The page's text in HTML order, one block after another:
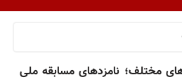
مختلف؛ نامزدهای مسابقه ملی